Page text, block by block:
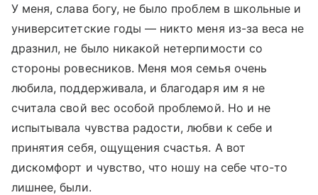
У меня, слава богу, не было проблем в школьные и
университетские годы — никто меня из-за веса не
дразнил, не было никакой нетерпимости со
стороны ровесников. Меня моя семья очень
любила, поддерживала, и благодаря им я не
считала свой вес особой проблемой. Но и не
испытывала чувства радости, любви к себе и
принятия себя, ощущения счастья. А вот
дискомфорт и чувство, что ношу на себе что-то
лишнее, были.